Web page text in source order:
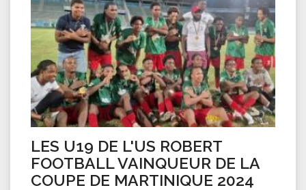
LES U19 DE L'US ROBERT
FOOTBALL VAINQUEUR DE LA
COUPE DE MARTINIQUE 2024